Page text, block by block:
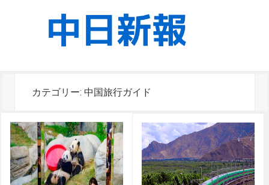
カテゴリー: 中国旅行ガイド